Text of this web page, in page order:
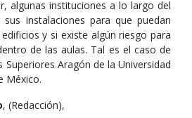
algunas instituciones a lo largo del
instalaciones para que puedan
y si existe algún riesgo para
de las aulas. Tal es el caso de
Superiores Aragón de la Universidad
México.
, (Redacción),